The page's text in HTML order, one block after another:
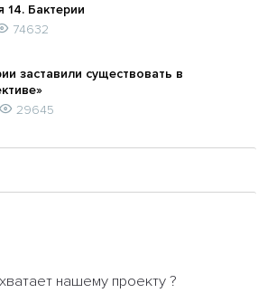
14. Бактерии
74632
заставили существовать в
29645
нашему проекту ?